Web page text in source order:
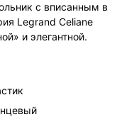
с вписанным в
Legrand Celiane
и элегантной.